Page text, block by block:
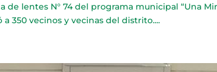
de lentes N° 74 del programa municipal “Una
350 vecinos y vecinas del distrito....